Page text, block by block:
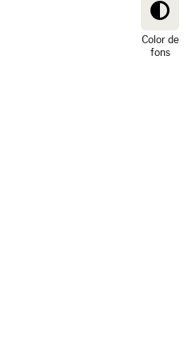
Color de
fons